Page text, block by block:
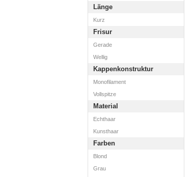
Länge
Kurz
Frisur
Gerade
Wellig
Kappenkonstruktur
Monofilament
Vollspitze
Material
Echthaar
Kunsthaar
Farben
Blond
Grau